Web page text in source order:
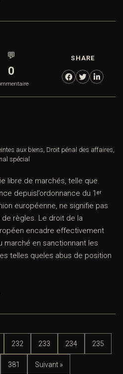
💬
0
SHARE
aux biens, Droit pénal des affaires,
spécial
libre de marchés, telle que
depuisl’ordonnance du 1ᵉʳ
européenne, ne signifie pas
règles. Le droit de la
encadre effectivement
marché en sanctionnant les
telles queles abus de position
232 233 234 235
381 Suivant »